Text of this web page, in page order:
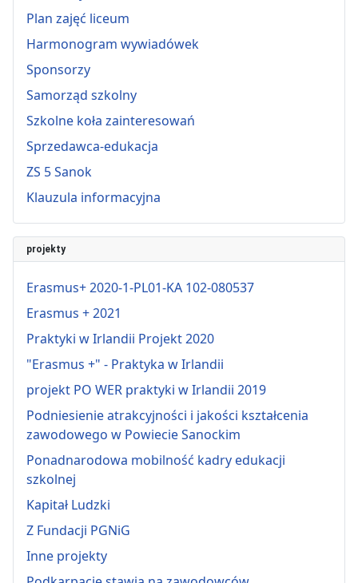
Plan zajęć liceum
Harmonogram wywiadówek
Sponsorzy
Samorząd szkolny
Szkolne koła zainteresowań
Sprzedawca-edukacja
ZS 5 Sanok
Klauzula informacyjna
projekty
Erasmus+ 2020-1-PL01-KA 102-080537
Erasmus + 2021
Praktyki w Irlandii Projekt 2020
"Erasmus +" - Praktyka w Irlandii
projekt PO WER praktyki w Irlandii 2019
Podniesienie atrakcyjności i jakości kształcenia
zawodowego w Powiecie Sanockim
Ponadnarodowa mobilność kadry edukacji
szkolnej
Kapitał Ludzki
Z Fundacji PGNiG
Inne projekty